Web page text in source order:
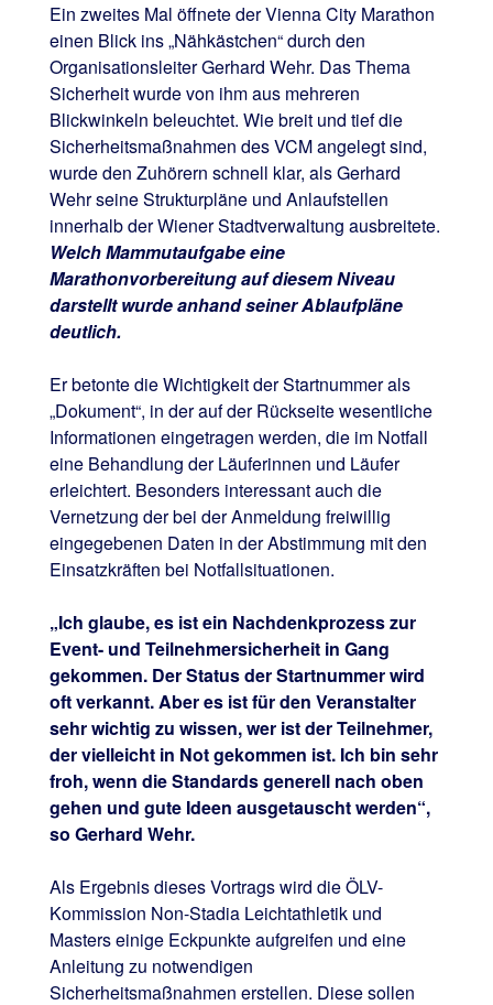
Ein zweites Mal öffnete der Vienna City Marathon
einen Blick ins „Nähkästchen“ durch den
Organisationsleiter Gerhard Wehr. Das Thema
Sicherheit wurde von ihm aus mehreren
Blickwinkeln beleuchtet. Wie breit und tief die
Sicherheitsmaßnahmen des VCM angelegt sind,
wurde den Zuhörern schnell klar, als Gerhard
Wehr seine Strukturpläne und Anlaufstellen
innerhalb der Wiener Stadtverwaltung ausbreitete.
Welch Mammutaufgabe eine
Marathonvorbereitung auf diesem Niveau
darstellt wurde anhand seiner Ablaufpläne
deutlich.
Er betonte die Wichtigkeit der Startnummer als
„Dokument“, in der auf der Rückseite wesentliche
Informationen eingetragen werden, die im Notfall
eine Behandlung der Läuferinnen und Läufer
erleichtert. Besonders interessant auch die
Vernetzung der bei der Anmeldung freiwillig
eingegebenen Daten in der Abstimmung mit den
Einsatzkräften bei Notfallsituationen.
„Ich glaube, es ist ein Nachdenkprozess zur
Event- und Teilnehmersicherheit in Gang
gekommen. Der Status der Startnummer wird
oft verkannt. Aber es ist für den Veranstalter
sehr wichtig zu wissen, wer ist der Teilnehmer,
der vielleicht in Not gekommen ist. Ich bin sehr
froh, wenn die Standards generell nach oben
gehen und gute Ideen ausgetauscht werden“,
so Gerhard Wehr.
Als Ergebnis dieses Vortrags wird die ÖLV-
Kommission Non-Stadia Leichtathletik und
Masters einige Eckpunkte aufgreifen und eine
Anleitung zu notwendigen
Sicherheitsmaßnahmen erstellen. Diese sollen